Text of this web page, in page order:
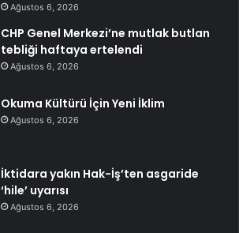
Ağustos 6, 2026
CHP Genel Merkezi’ne mutlak butlan
tebliği haftaya ertelendi
Ağustos 6, 2026
Okuma Kültürü İçin Yeni İklim
Ağustos 6, 2026
İktidara yakın Hak-İş’ten asgaride
‘hile’ uyarısı
Ağustos 6, 2026